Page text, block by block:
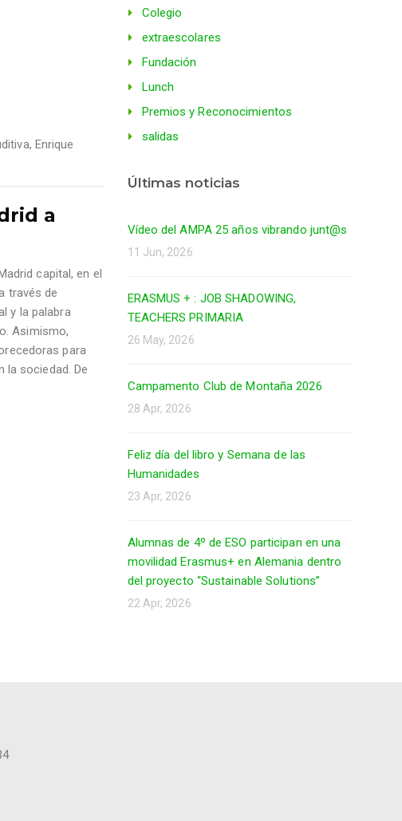
, Enrique
a
capital, en el
través de
y la palabra
Asimismo,
para
la sociedad. De
Colegio
extraescolares
Fundación
Lunch
Premios y Reconocimientos
salidas
Últimas noticias
Vídeo del AMPA 25 años vibrando junt@s
11 Jun, 2026
ERASMUS + : JOB SHADOWING,
TEACHERS PRIMARIA
26 May, 2026
Campamento Club de Montaña 2026
28 Apr, 2026
Feliz día del libro y Semana de las
Humanidades
23 Apr, 2026
Alumnas de 4º de ESO participan en una
movilidad Erasmus+ en Alemania dentro
del proyecto “Sustainable Solutions”
22 Apr, 2026